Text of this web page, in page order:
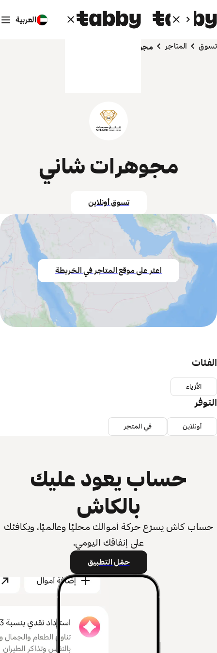
العربية
تسوق المتاجر مجوهرات شاني
مجوهرات شاني
تسوق أونلاين
اعثر على موقع المتاجر في الخريطة
الفئات
الأزياء
التوفر
أونلاين في المتجر
حساب يعود عليك
بالكاش
حساب كاش يسرّع حركة أموالك محليًا وعالميًا، ويكافئك
على إنفاقك اليومي.
حمّل التطبيق